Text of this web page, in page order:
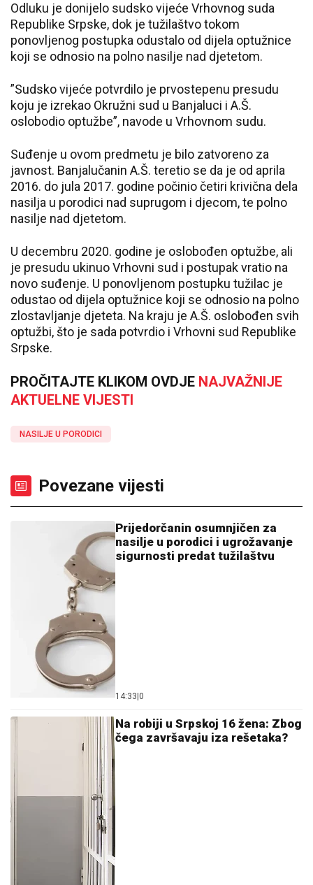
Odluku je donijelo sudsko vijeće Vrhovnog suda
Republike Srpske, dok je tužilaštvo tokom
ponovljenog postupka odustalo od dijela optužnice
koji se odnosio na polno nasilje nad djetetom.
”Sudsko vijeće potvrdilo je prvostepenu presudu
koju je izrekao Okružni sud u Banjaluci i A.Š.
oslobodio optužbe”, navode u Vrhovnom sudu.
Suđenje u ovom predmetu je bilo zatvoreno za
javnost. Banjalučanin A.Š. teretio se da je od aprila
2016. do jula 2017. godine počinio četiri krivična dela
nasilja u porodici nad suprugom i djecom, te polno
nasilje nad djetetom.
U decembru 2020. godine je oslobođen optužbe, ali
je presudu ukinuo Vrhovni sud i postupak vratio na
novo suđenje. U ponovljenom postupku tužilac je
odustao od dijela optužnice koji se odnosio na polno
zlostavljanje djeteta. Na kraju je A.Š. oslobođen svih
optužbi, što je sada potvrdio i Vrhovni sud Republike
Srpske.
PROČITAJTE KLIKOM OVDJE NAJVAŽNIJE
AKTUELNE VIJESTI
NASILJE U PORODICI
Povezane vijesti
Prijedorčanin osumnjičen za
nasilje u porodici i ugrožavanje
sigurnosti predat tužilaštvu
14:33 0
Na robiji u Srpskoj 16 žena: Zbog
čega završavaju iza rešetaka?